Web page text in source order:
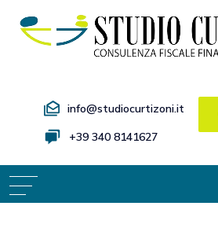
info@studiocurtizoni.it
+39 340 8141627